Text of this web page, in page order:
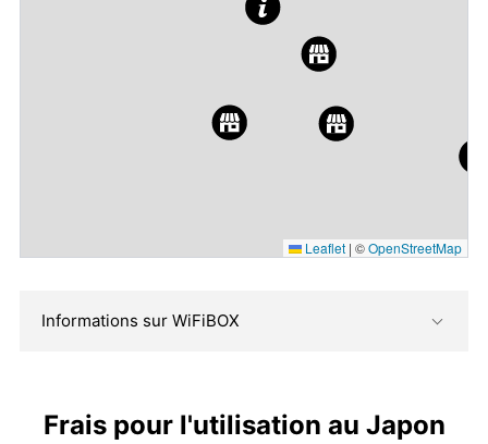
Leaflet | ©OpenStreetMap
Informations sur WiFiBOX
Frais pour l'utilisation au Japon